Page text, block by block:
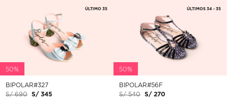
50%
BIPOLAR#327
S/ 690
S/ 345
ÚLTIMO 35
50%
BIPOLAR#56F
S/ 540
S/ 270
ÚLTIMOS 34 - 35